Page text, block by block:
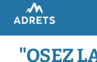
"OSEZ